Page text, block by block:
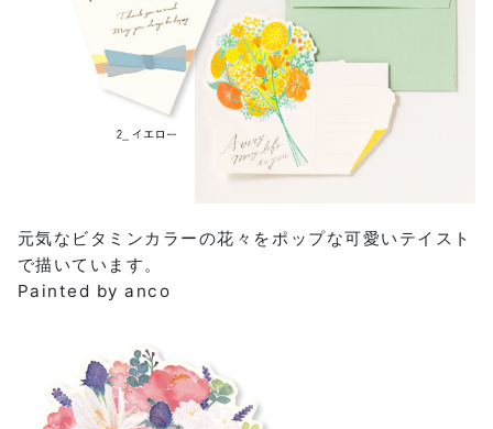
元気なビタミンカラーの花々をポップな可愛いテイスト
で描いています。
Painted by anco